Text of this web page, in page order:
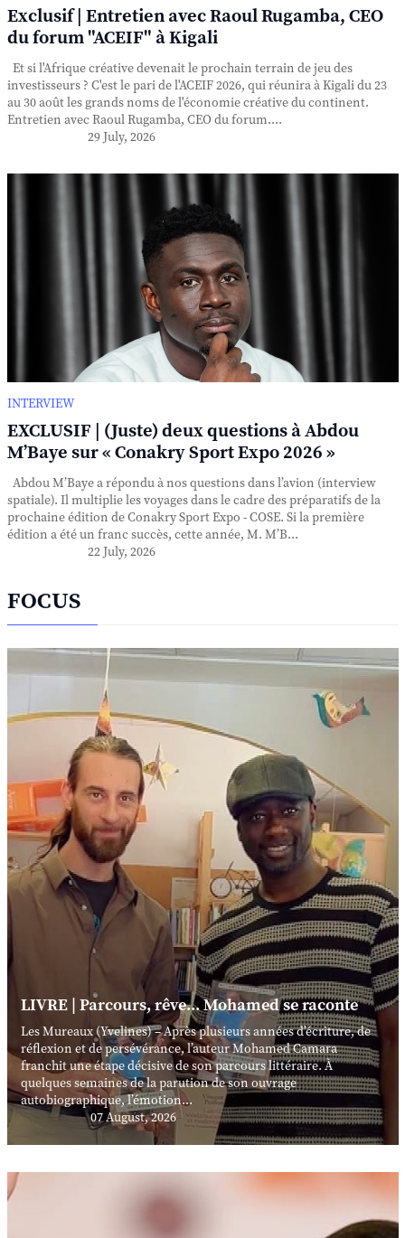
Exclusif | Entretien avec Raoul Rugamba, CEO
du forum "ACEIF" à Kigali
Et si l'Afrique créative devenait le prochain terrain de jeu des
investisseurs ? C'est le pari de l'ACEIF 2026, qui réunira à Kigali du 23
au 30 août les grands noms de l'économie créative du continent.
Entretien avec Raoul Rugamba, CEO du forum....
29 July, 2026
INTERVIEW
EXCLUSIF | (Juste) deux questions à Abdou
M’Baye sur « Conakry Sport Expo 2026 »
Abdou M’Baye a répondu à nos questions dans l’avion (interview
spatiale). Il multiplie les voyages dans le cadre des préparatifs de la
prochaine édition de Conakry Sport Expo - COSE. Si la première
édition a été un franc succès, cette année, M. M’B...
22 July, 2026
FOCUS
LIVRE | Parcours, rêve... Mohamed se raconte
Les Mureaux (Yvelines) – Après plusieurs années d’écriture, de
réflexion et de persévérance, l’auteur Mohamed Camara
franchit une étape décisive de son parcours littéraire. À
quelques semaines de la parution de son ouvrage
autobiographique, l’émotion...
07 August, 2026